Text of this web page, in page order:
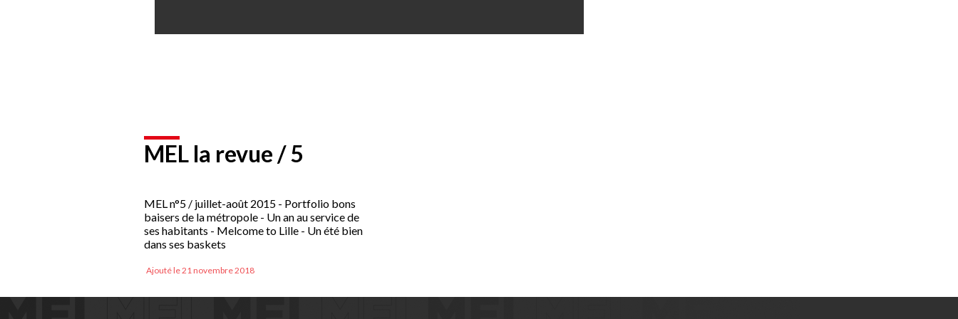
MEL la revue / 5
MEL n°5 / juillet-août 2015 - Portfolio bons
baisers de la métropole - Un an au service de
ses habitants - Melcome to Lille - Un été bien
dans ses baskets
Ajouté le 21 novembre 2018